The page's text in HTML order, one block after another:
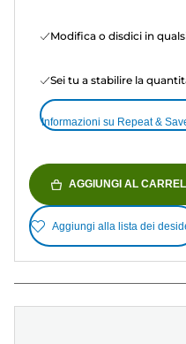
Modifica o disdici in
Sei tu a stabilire la
Informazioni su Repeat &
AGGIUNGI AL
Aggiungi alla lista dei